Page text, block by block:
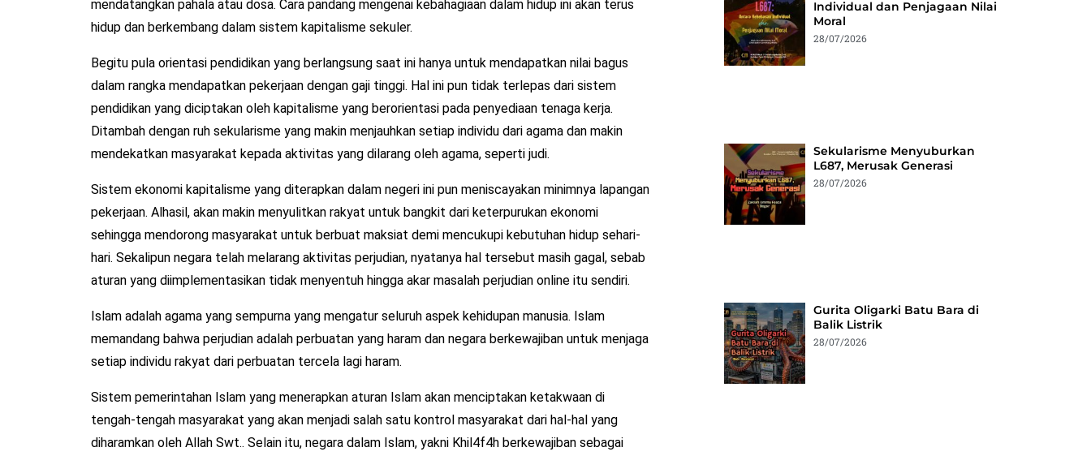
mendatangkan pahala atau dosa. Cara pandang mengenai kebahagiaan dalam hidup ini akan terus
hidup dan berkembang dalam sistem kapitalisme sekuler.
Begitu pula orientasi pendidikan yang berlangsung saat ini hanya untuk mendapatkan nilai bagus
dalam rangka mendapatkan pekerjaan dengan gaji tinggi. Hal ini pun tidak terlepas dari sistem
pendidikan yang diciptakan oleh kapitalisme yang berorientasi pada penyediaan tenaga kerja.
Ditambah dengan ruh sekularisme yang makin menjauhkan setiap individu dari agama dan makin
mendekatkan masyarakat kepada aktivitas yang dilarang oleh agama, seperti judi.
Sistem ekonomi kapitalisme yang diterapkan dalam negeri ini pun meniscayakan minimnya lapangan
pekerjaan. Alhasil, akan makin menyulitkan rakyat untuk bangkit dari keterpurukan ekonomi
sehingga mendorong masyarakat untuk berbuat maksiat demi mencukupi kebutuhan hidup sehari-
hari. Sekalipun negara telah melarang aktivitas perjudian, nyatanya hal tersebut masih gagal, sebab
aturan yang diimplementasikan tidak menyentuh hingga akar masalah perjudian online itu sendiri.
Islam adalah agama yang sempurna yang mengatur seluruh aspek kehidupan manusia. Islam
memandang bahwa perjudian adalah perbuatan yang haram dan negara berkewajiban untuk menjaga
setiap individu rakyat dari perbuatan tercela lagi haram.
Sistem pemerintahan Islam yang menerapkan aturan Islam akan menciptakan ketakwaan di
tengah-tengah masyarakat yang akan menjadi salah satu kontrol masyarakat dari hal-hal yang
diharamkan oleh Allah Swt.. Selain itu, negara dalam Islam, yakni Khil4f4h berkewajiban sebagai
Individual dan Penjagaan Nilai
Moral
28/07/2026
Sekularisme Menyuburkan
L687, Merusak Generasi
28/07/2026
Gurita Oligarki Batu Bara di
Balik Listrik
28/07/2026